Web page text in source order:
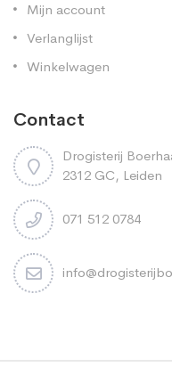
Mijn account
Verlanglijst
Winkelwagen
Contact
Drogisterij
2312 GC, Leiden
071 512 0784